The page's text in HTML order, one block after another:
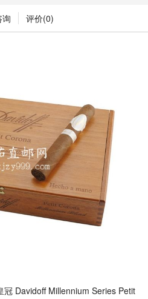
询 评价(0)
Davidoff Millennium Series Petit